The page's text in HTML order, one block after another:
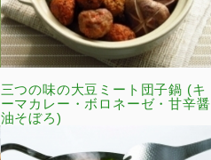
三つの味の大豆ミート団子鍋 (キ
ーマカレー・ボロネーゼ・甘辛醤
油そぼろ)